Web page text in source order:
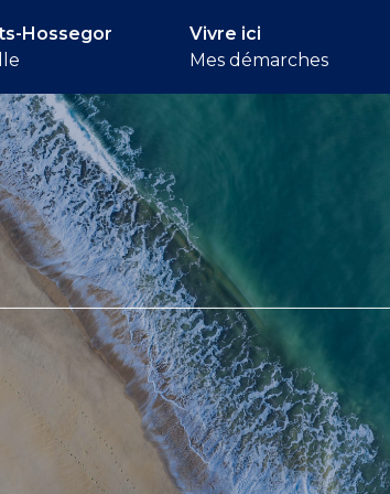
Hossegor
Vivre ici
Mes démarches